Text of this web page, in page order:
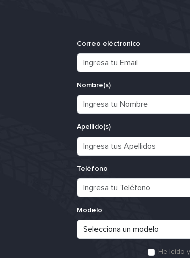
Correo eléctronico
Nombre(s)
Apellido(s)
Teléfono
Modelo
He leído